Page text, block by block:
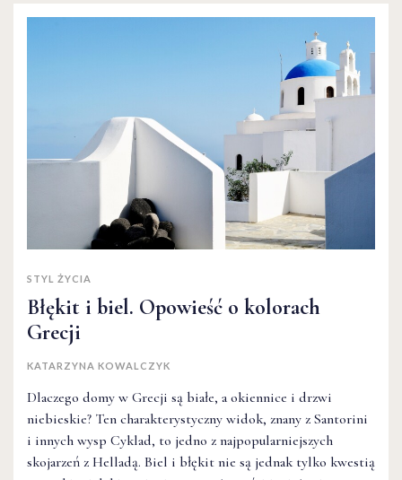
STYL ŻYCIA
Błękit i biel. Opowieść o kolorach
Grecji
KATARZYNA KOWALCZYK
Dlaczego domy w Grecji są białe, a okiennice i drzwi
niebieskie? Ten charakterystyczny widok, znany z Santorini
i innych wysp Cyklad, to jedno z najpopularniejszych
skojarzeń z Helladą. Biel i błękit nie są jednak tylko kwestią